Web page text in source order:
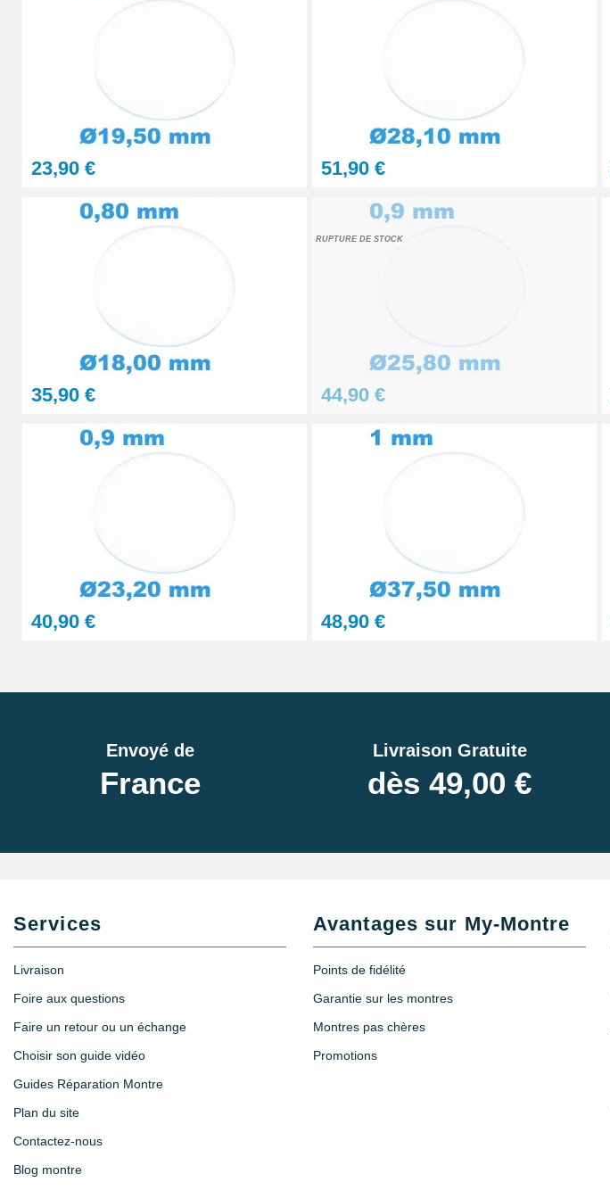
Pince pour Changer un Verre de Montre
41,90 €
23,90 € 51,90 €
35,90 €
RUPTURE DE STOCK
44,90 €
40,90 € 48,90 €
Envoyé de
France
Livraison Gratuite
dès 49,00 €
Services
Livraison
Foire aux questions
Faire un retour ou un échange
Choisir son guide vidéo
Guides Réparation Montre
Plan du site
Contactez-nous
Blog montre
Avantages sur My-Montre
Points de fidélité
Garantie sur les montres
Montres pas chères
Promotions